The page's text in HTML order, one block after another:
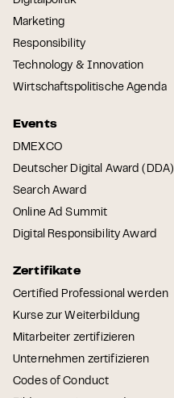
Marketing
Responsibility
Technology & Innovation
Wirtschaftspolitische Agenda
Events
DMEXCO
Deutscher Digital Award (DDA)
Search Award
Online Ad Summit
Digital Responsibility Award
Zertifikate
Certified Professional werden
Kurse zur Weiterbildung
Mitarbeiter zertifizieren
Unternehmen zertifizieren
Codes of Conduct